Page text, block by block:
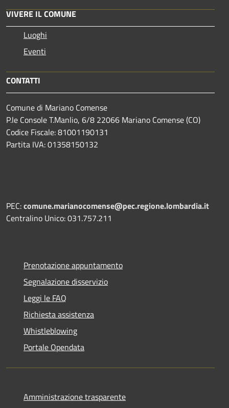
VIVERE IL COMUNE
Luoghi
Eventi
CONTATTI
Comune di Mariano Comense
P.le Console T.Manlio, 6/8 22066 Mariano Comense (CO)
Codice Fiscale: 81001190131
Partita IVA: 01358150132
PEC:comune.marianocomense@pec.regione.lombardia.it
Centralino Unico: 031.757.211
Prenotazione appuntamento
Segnalazione disservizio
Leggi le FAQ
Richiesta assistenza
Whistleblowing
Portale Opendata
Amministrazione trasparente